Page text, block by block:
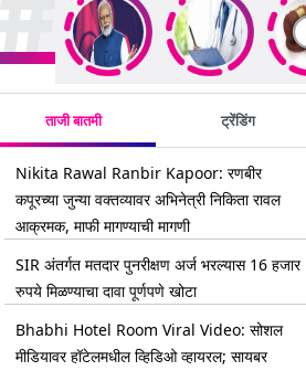
ताजी बातमी ट्रेंडिंग
Nikita Rawal Ranbir Kapoor: रणबीर
कपूरच्या जुन्या वक्तव्यावर अभिनेत्री निकिता रावल
आक्रमक, माफी मागण्याची मागणी
SIR अंतर्गत मतदार पुनरीक्षण अर्ज भरल्यास 16 हजार
रुपये मिळण्याचा दावा पूर्णपणे खोटा
Bhabhi Hotel Room Viral Video: सोशल
मीडियावर हॉटेलमधील व्हिडिओ व्हायरल; सायबर